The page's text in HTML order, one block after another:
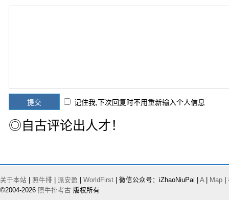
记住我,下次回复时不用重新输入个人信息
◎自古评论出人才！
关于本站 照牛排 派安盈 WorldFirst | 微信公众号：iZhaoNiuPai | A| Map |
©2004-2026 照牛排考古 版权所有